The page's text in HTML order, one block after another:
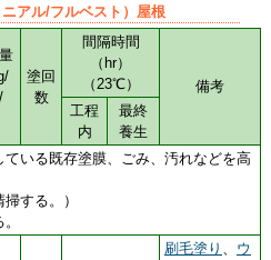
アル/フルベスト）屋根
塗回
数
間隔時間
（hr）
（23℃）
備考
工程
内
最終
養生
ている既存塗膜、ごみ、汚れなどを高
する。）
刷毛塗り 、 ウ